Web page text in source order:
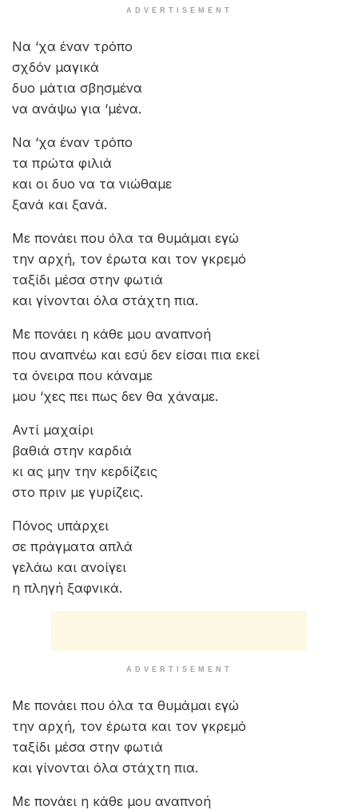
ADVERTISEMENT
Να ‘χα έναν τρόπο
σχδόν μαγικά
δυο μάτια σβησμένα
να ανάψω για ‘μένα.
Να ‘χα έναν τρόπο
τα πρώτα φιλιά
και οι δυο να τα νιώθαμε
ξανά και ξανά.
Με πονάει που όλα τα θυμάμαι εγώ
την αρχή, τον έρωτα και τον γκρεμό
ταξίδι μέσα στην φωτιά
και γίνονται όλα στάχτη πια.
Με πονάει η κάθε μου αναπνοή
που αναπνέω και εσύ δεν είσαι πια εκεί
τα όνειρα που κάναμε
μου ‘χες πει πως δεν θα χάναμε.
Αντί μαχαίρι
βαθιά στην καρδιά
κι ας μην την κερδίζεις
στο πριν με γυρίζεις.
Πόνος υπάρχει
σε πράγματα απλά
γελάω και ανοίγει
η πληγή ξαφνικά.
ADVERTISEMENT
Με πονάει που όλα τα θυμάμαι εγώ
την αρχή, τον έρωτα και τον γκρεμό
ταξίδι μέσα στην φωτιά
και γίνονται όλα στάχτη πια.
Με πονάει η κάθε μου αναπνοή